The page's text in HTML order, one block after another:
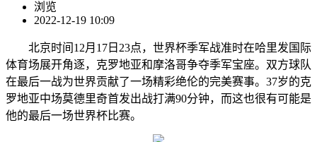
浏览
2022-12-19 10:09
北京时间12月17日23点，世界杯季军战准时在哈里发国际
体育场展开角逐，克罗地亚和摩洛哥争夺季军宝座。双方球队
在最后一战为世界贡献了一场精彩绝伦的完美赛事。37岁的克
罗地亚中场莫德里奇首发出战打满90分钟，而这也很有可能是
他的最后一场世界杯比赛。